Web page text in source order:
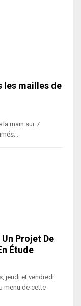
les mailles de
la main sur 7
Projet De
Étude
jeudi et vendredi
menu de cette